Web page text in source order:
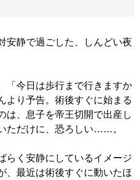
安静で過ごした、しんどい夜
「今日は歩行まで行きますか
より予告。術後すぐに始まる
は、息子を帝王切開で出産し
ただけに、恐ろしい……。
らく安静にしているイメージ
、最近は術後すぐに動いたほ